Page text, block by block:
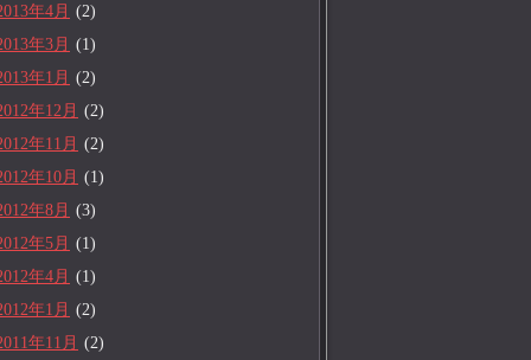
年4月 (2)
年3月 (1)
年1月 (2)
年12月 (2)
年11月 (2)
年10月 (1)
年8月 (3)
年5月 (1)
年4月 (1)
年1月 (2)
年11月 (2)